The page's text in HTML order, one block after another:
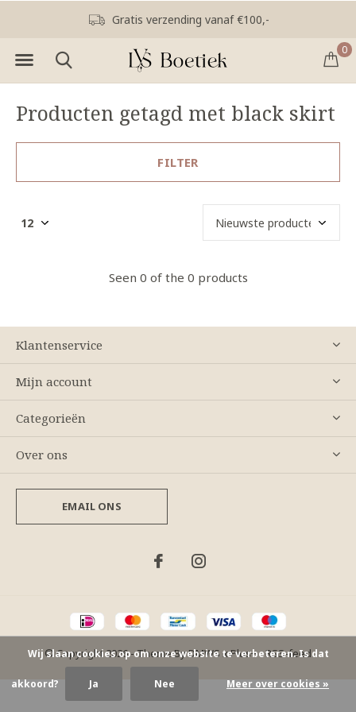
0
Gratis verzending vanaf €100,-
Producten getagd met black skirt
FILTER
Seen 0 of the 0 products
Klantenservice
Mijn account
Categorieën
Over ons
EMAIL ONS
© Copyright2026- Theme ByDMWS xPlus+-RSS-feed
Wij slaan cookies op om onze website te verbeteren. Is dat
akkoord? Ja Nee Meer over cookies »